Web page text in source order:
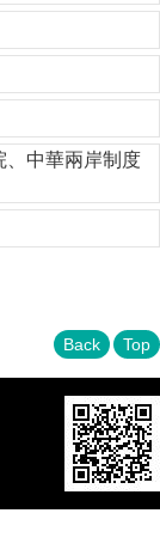
、中華兩岸制度
Back Top